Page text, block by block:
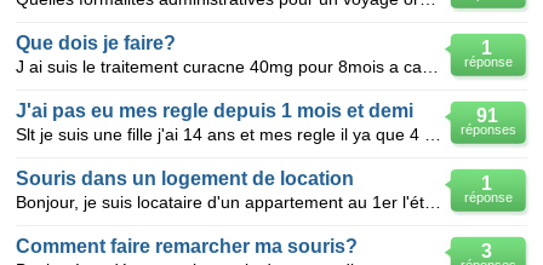
1
réponse
Que dois je faire?
91
réponses
J'ai pas eu mes regle depuis 1 mois et demi
1
réponse
Souris dans un logement de location
3
Comment faire remarcher ma souris?